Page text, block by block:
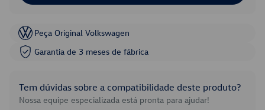
Peça Original Volkswagen
Garantia de 3 meses de fábrica
Tem dúvidas sobre a compatibilidade deste produto?
Nossa equipe especializada está pronta para ajudar!